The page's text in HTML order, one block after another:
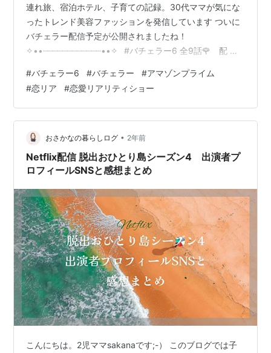
連れ旅、宿泊ホテル、子育ての記録。30代ママが気にな
ったトレンド美容ファッションを発信しています ついに
バチェラー配信予定が公開されましたね！
✧••┈┈┈┈┈┈┈┈┈┈┈┈••✧⠀#バチェラー6 全9話🌹⠀ 配 信
ら毎週木曜 20:00配信💍初週は第1~4話を一挙公開🗯️こ
のポストをブックマークして配信日をお見逃しなくᝰ✍🏻
pic.twitter.com/JywlI5fKvk — 【公式】『バチェラー・
ジャパン』シーズン6🌹6/5(木)配信開始！ (@B…
#バチェラー6 #バチェラー #アマゾンプライム
#恋リア #恋愛リアリティショー
おさかなの暮らしログ • 2年前
Netflix配信 脱出おひとり島シーズン4 出演者プ
ロフィールSNSと感想まとめ
こんにちは。2児ママsakanaです;-） このブログでは子